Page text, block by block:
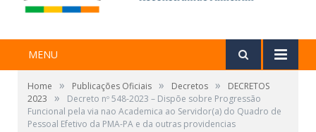
MENU
Home » Publicações Oficiais » Decretos »
DECRETOS
2023
»
Decreto nº 548-2023 – Dispõe sobre Progressão
Funcional pela via nao Academica ao Servidor(a) do Quadro de
Pessoal Efetivo da PMA-PA e da outras providencias